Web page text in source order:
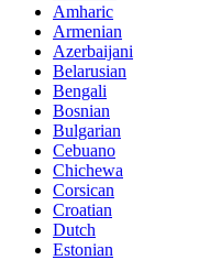
Amharic
Armenian
Azerbaijani
Belarusian
Bengali
Bosnian
Bulgarian
Cebuano
Chichewa
Corsican
Croatian
Dutch
Estonian